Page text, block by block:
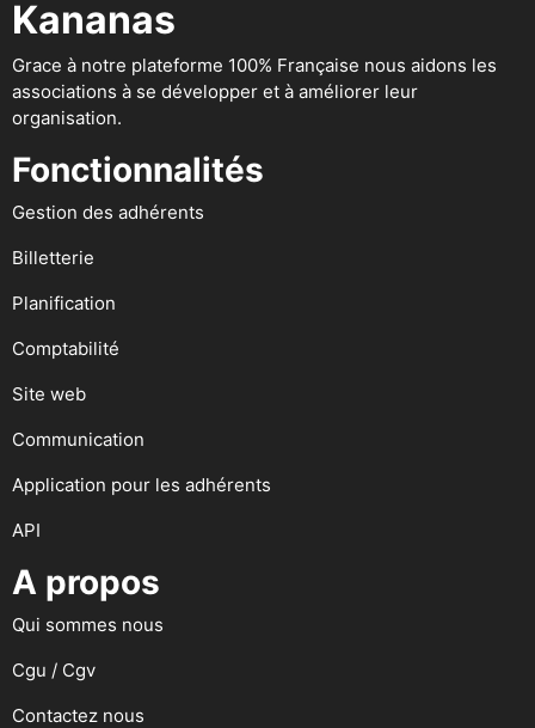
Kananas
Grace à notre plateforme 100% Française nous aidons les
associations à se développer et à améliorer leur
organisation.
Fonctionnalités
Gestion des adhérents
Billetterie
Planification
Comptabilité
Site web
Communication
Application pour les adhérents
API
A propos
Qui sommes nous
Cgu / Cgv
Contactez nous